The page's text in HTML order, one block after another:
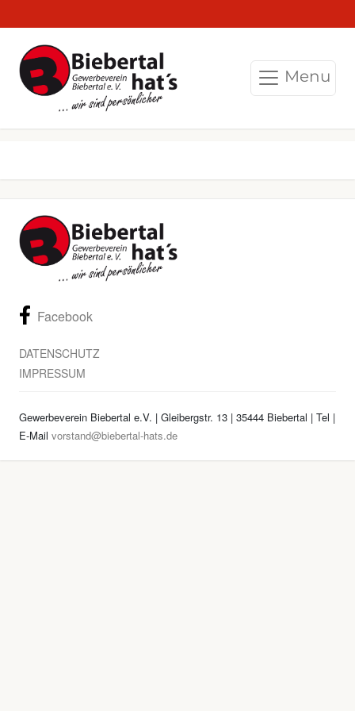
Menu
Facebook
DATENSCHUTZ
IMPRESSUM
Gewerbeverein Biebertal e.V. | Gleibergstr. 13 | 35444 Biebertal | Tel |
E-Mail vorstand@biebertal-hats.de